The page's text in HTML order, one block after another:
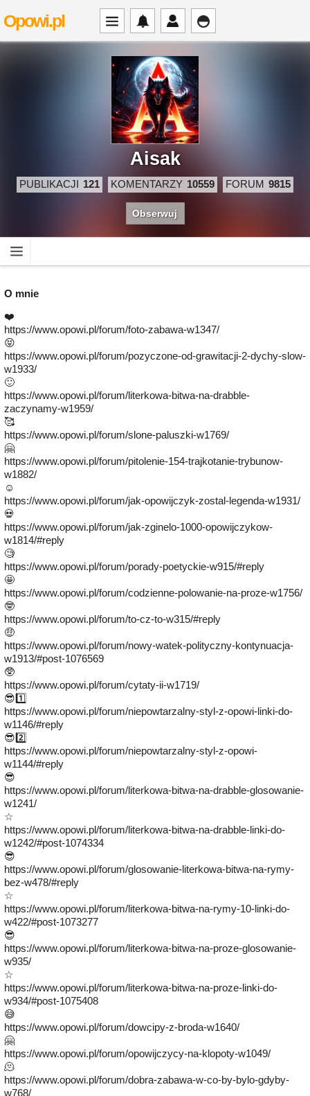
Opowi.pl
Aisak
PUBLIKACJI 121 KOMENTARZY 10559 FORUM 9815
Obserwuj
O mnie
❤️
https://www.opowi.pl/forum/foto-zabawa-w1347/
😝
https://www.opowi.pl/forum/pozyczone-od-grawitacji-2-dychy-slow-
w1933/
🙂
https://www.opowi.pl/forum/literkowa-bitwa-na-drabble-
zaczynamy-w1959/
🥰
https://www.opowi.pl/forum/slone-paluszki-w1769/
🤗
https://www.opowi.pl/forum/pitolenie-154-trajkotanie-trybunow-
w1882/
☺️
https://www.opowi.pl/forum/jak-opowijczyk-zostal-legenda-w1931/
💀
https://www.opowi.pl/forum/jak-zginelo-1000-opowijczykow-
w1814/#reply
🧐
https://www.opowi.pl/forum/porady-poetyckie-w915/#reply
🤩
https://www.opowi.pl/forum/codzienne-polowanie-na-proze-w1756/
🤓
https://www.opowi.pl/forum/to-cz-to-w315/#reply
🤑
https://www.opowi.pl/forum/nowy-watek-polityczny-kontynuacja-
w1913/#post-1076569
🥸
https://www.opowi.pl/forum/cytaty-ii-w1719/
😎1️⃣
https://www.opowi.pl/forum/niepowtarzalny-styl-z-opowi-linki-do-
w1146/#reply
😎2️⃣
https://www.opowi.pl/forum/niepowtarzalny-styl-z-opowi-
w1144/#reply
😎
https://www.opowi.pl/forum/literkowa-bitwa-na-drabble-glosowanie-
w1241/
☆
https://www.opowi.pl/forum/literkowa-bitwa-na-drabble-linki-do-
w1242/#post-1074334
😎
https://www.opowi.pl/forum/glosowanie-literkowa-bitwa-na-rymy-
bez-w478/#reply
☆
https://www.opowi.pl/forum/literkowa-bitwa-na-rymy-10-linki-do-
w422/#post-1073277
😎
https://www.opowi.pl/forum/literkowa-bitwa-na-proze-glosowanie-
w935/
☆
https://www.opowi.pl/forum/literkowa-bitwa-na-proze-linki-do-
w934/#post-1075408
😅
https://www.opowi.pl/forum/dowcipy-z-broda-w1640/
🤗
https://www.opowi.pl/forum/opowijczycy-na-klopoty-w1049/
🫠
https://www.opowi.pl/forum/dobra-zabawa-w-co-by-bylo-gdyby-
w768/